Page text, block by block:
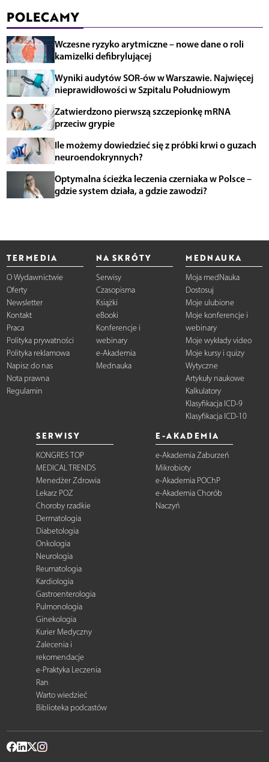
POLECAMY
Wczesne ryzyko arytmiczne – nowe dane o roli
kamizelki defibrylującej
Wyniki audytów SOR-ów w Warszawie. Najwięcej
nieprawidłowości w Szpitalu Południowym
Zatwierdzono pierwszą szczepionkę mRNA
przeciw grypie
Ile możemy dowiedzieć się z próbki krwi o guzach
neuroendokrynnych?
Optymalna ścieżka leczenia czerniaka w Polsce –
gdzie system działa, a gdzie zawodzi?
TERMEDIA
O Wydawnictwie
Oferty
Newsletter
Kontakt
Praca
Polityka prywatności
Polityka reklamowa
Napisz do nas
Nota prawna
Regulamin
NA SKRÓTY
Serwisy
Czasopisma
Książki
eBooki
Konferencje i
webinary
e-Akademia
Mednauka
MEDNAUKA
Moja medNauka
Dostosuj
Moje ulubione
Moje konferencje i
webinary
Moje wykłady video
Moje kursy i quizy
Wytyczne
Artykuły naukowe
Kalkulatory
Klasyfikacja ICD-9
Klasyfikacja ICD-10
SERWISY
KONGRES TOP
MEDICAL TRENDS
Menedżer Zdrowia
Lekarz POZ
Choroby rzadkie
Dermatologia
Diabetologia
Onkologia
Neurologia
Reumatologia
Kardiologia
Gastroenterologia
Pulmonologia
Ginekologia
Kurier Medyczny
Zalecenia i
rekomendacje
e-Praktyka Leczenia
Ran
Warto wiedzieć
Biblioteka podcastów
E-AKADEMIA
e-Akademia Zaburzeń
Mikrobioty
e-Akademia POChP
e-Akademia Chorób
Naczyń